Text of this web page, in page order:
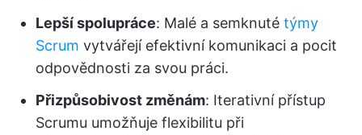
Lepší spolupráce: Malé a semknuté týmy
Scrum vytvářejí efektivní komunikaci a pocit
odpovědnosti za svou práci.
Přizpůsobivost změnám: Iterativní přístup
Scrumu umožňuje flexibilitu při